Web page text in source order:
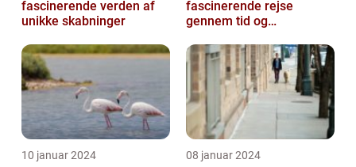
fascinerende verden af
unikke skabninger
fascinerende rejse
gennem tid og
10 januar 2024 08 januar 2024